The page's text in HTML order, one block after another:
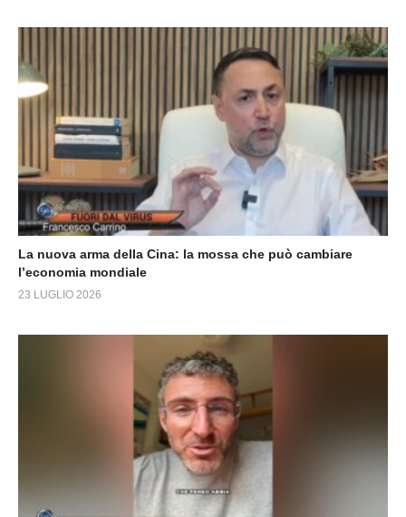
La nuova arma della Cina: la mossa che può cambiare
l’economia mondiale
23 LUGLIO 2026